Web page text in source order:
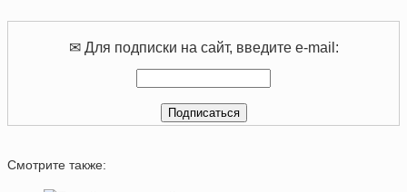
✉ Для подписки на сайт, введите e-mail:
Смотрите также: